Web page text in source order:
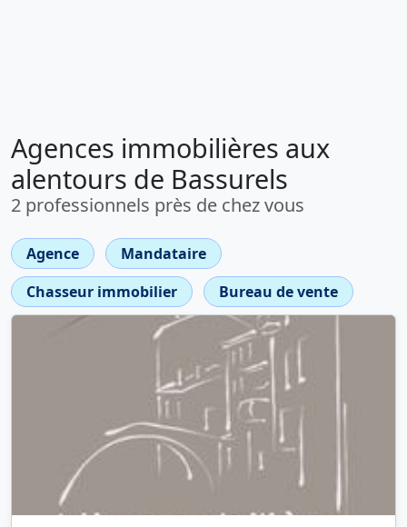
Agences immobilières aux
alentours de Bassurels
2 professionnels près de chez vous
Agence
Mandataire
Chasseur immobilier
Bureau de vente